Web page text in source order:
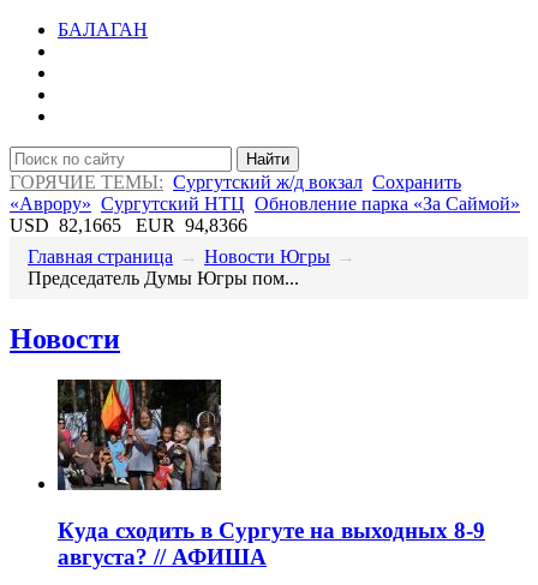
БАЛАГАН
Найти
ГОРЯЧИЕ ТЕМЫ: Сургутский ж/д вокзал Сохранить
«Аврору» Сургутский НТЦ Обновление парка «За Саймой»
USD 82,1665 EUR 94,8366
Главная страница → Новости Югры →
Председатель Думы Югры пом...
Новости
​Куда сходить в Сургуте на выходных 8-9
августа? // АФИША